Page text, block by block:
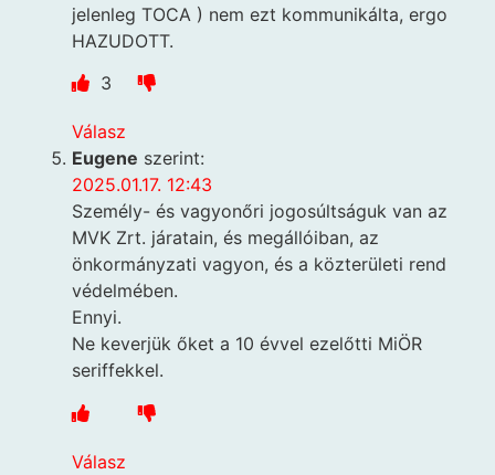
jelenleg TOCA ) nem ezt kommunikálta, ergo
HAZUDOTT.
3
Válasz
Eugene szerint:
2025.01.17. 12:43
Személy- és vagyonőri jogosúltságuk van az
MVK Zrt. járatain, és megállóiban, az
önkormányzati vagyon, és a közterületi rend
védelmében.
Ennyi.
Ne keverjük őket a 10 évvel ezelőtti MiÖR
seriffekkel.
Válasz